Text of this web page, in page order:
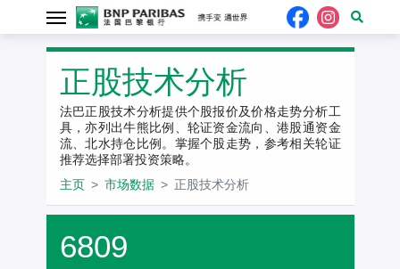
正股技术分析
法巴正股技术分析提供个股报价及价格走势分析工
具，亦列出牛熊比例、轮证资金流向、港股通资金
流、北水持仓比例。掌握个股走势，参考相关轮证
推荐选择部署投资策略。
主页
市场数据 正股技术分析
6809